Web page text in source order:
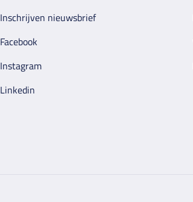
Inschrijven nieuwsbrief
Facebook
Instagram
Linkedin